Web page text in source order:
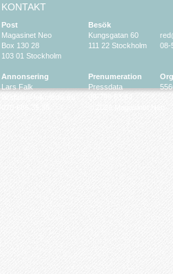
KONTAKT
Post
Magasinet Neo
Box 130 28
103 01 Stockholm
Annonsering
Lars Falk
Besök
Kungsgatan 60
111 22 Stockholm
Prenumeration
Pressdata
08-